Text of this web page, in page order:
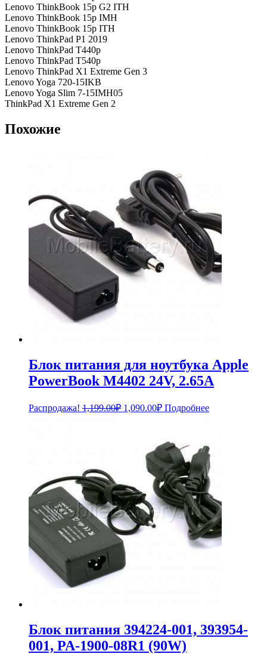
Lenovo ThinkBook 15p G2 ITH
Lenovo ThinkBook 15p IMH
Lenovo ThinkBook 15p ITH
Lenovo ThinkPad P1 2019
Lenovo ThinkPad T440p
Lenovo ThinkPad T540p
Lenovo ThinkPad X1 Extreme Gen 3
Lenovo Yoga 720-15IKB
Lenovo Yoga Slim 7-15IMH05
ThinkPad X1 Extreme Gen 2
Похожие
Блок питания для ноутбука Apple
PowerBook M4402 24V, 2.65A
Распродажа! 1,199.00₽ Первоначальная
1,090.00₽Текущая
цена:
Подробнее
Блок питания 394224-001, 393954-
001, PA-1900-08R1 (90W)